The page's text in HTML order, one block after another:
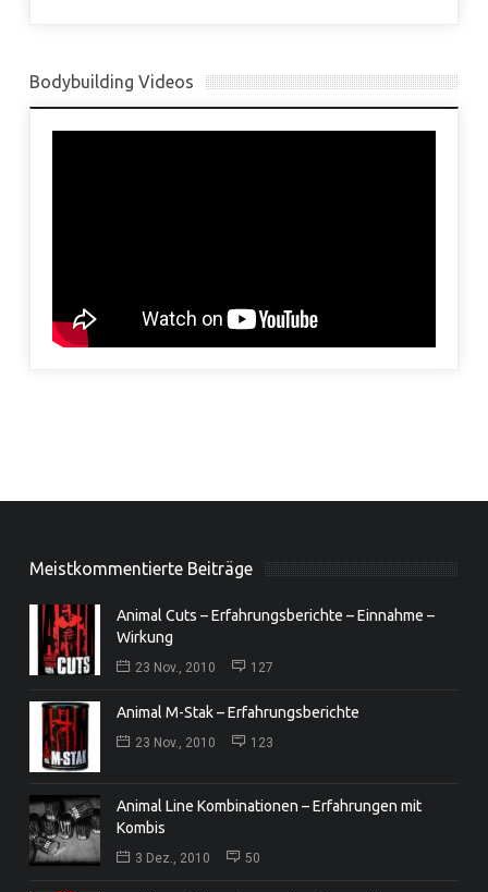
Bodybuilding Videos
Meistkommentierte Beiträge
Animal Cuts – Erfahrungsberichte – Einnahme –
Wirkung
23 Nov., 2010 127
Animal M-Stak – Erfahrungsberichte
23 Nov., 2010 123
Animal Line Kombinationen – Erfahrungen mit
Kombis
3 Dez., 2010 50